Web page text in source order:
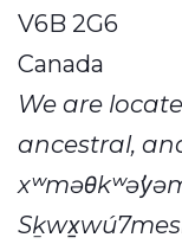
V6B 2G6
Canada
We are
ancestral,